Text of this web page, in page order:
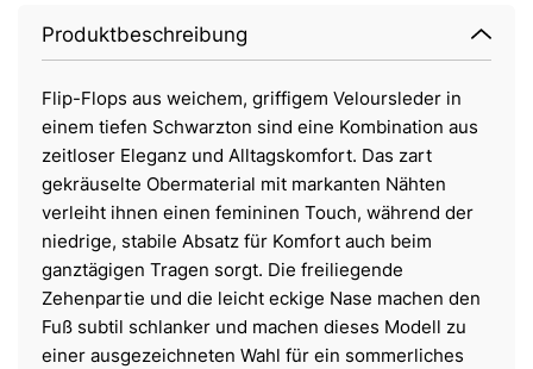
Produktbeschreibung
Flip-Flops aus weichem, griffigem Veloursleder in
einem tiefen Schwarzton sind eine Kombination aus
zeitloser Eleganz und Alltagskomfort. Das zart
gekräuselte Obermaterial mit markanten Nähten
verleiht ihnen einen femininen Touch, während der
niedrige, stabile Absatz für Komfort auch beim
ganztägigen Tragen sorgt. Die freiliegende
Zehenpartie und die leicht eckige Nase machen den
Fuß subtil schlanker und machen dieses Modell zu
einer ausgezeichneten Wahl für ein sommerliches